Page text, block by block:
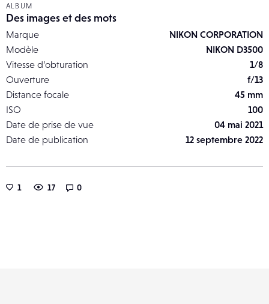
ALBUM
Des images et des mots
Marque
NIKON CORPORATION
Modèle
NIKON D3500
Vitesse d’obturation
1/8
Ouverture
f/13
Distance focale
45 mm
ISO
100
Date de prise de vue
04 mai 2021
Date de publication
12 septembre 2022
1 17 0